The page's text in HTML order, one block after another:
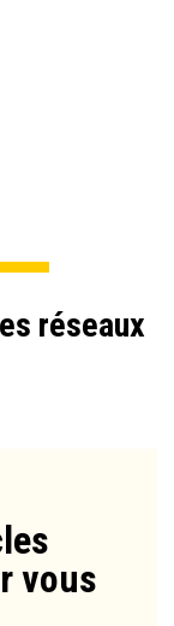
réseaux
vous​